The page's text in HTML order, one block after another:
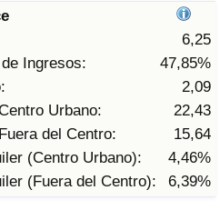
6,25
Ingresos:
47,85%
2,09
Urbano:
22,43
del Centro:
15,64
(Centro Urbano):
4,46%
(Fuera del Centro):
6,39%
País